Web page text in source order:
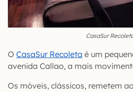
CasaSur
O CasaSur Recoleta é um
avenida Callao, a mais
Os móveis, clássicos, remetem